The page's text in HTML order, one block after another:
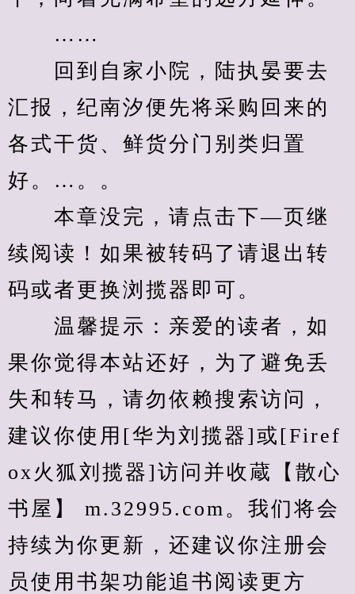
……
回到自家小院，陆执晏要去
汇报，纪南汐便先将采购回来的
各式干货、鲜货分门别类归置
好。…。。
本章没完，请点击下—页继
续阅读！如果被转码了请退出转
码或者更换浏揽器即可。
温馨提示：亲爱的读者，如
果你觉得本站还好，为了避免丢
失和转马，请勿依赖搜索访问，
建议你使用[华为刘揽器]或[Firef
ox火狐刘揽器]访问并收蔵【散心
书屋】 m.32995.com。我们将会
持续为你更新，还建议你注册会
员使用书架功能追书阅读更方